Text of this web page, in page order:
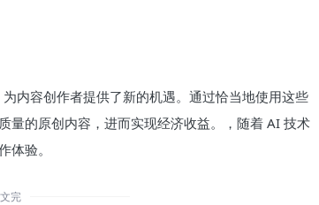
内容创作者提供了新的机遇。通过恰当地使用这些
量的原创内容，进而实现经济收益。，随着 AI 技术
体验。
完